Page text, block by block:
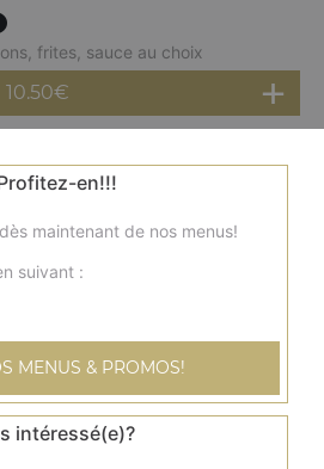
frites, sauce au choix
10.50€
de poulet
frites, sauce au choix
11.50€
frites, sauce au choix
en!!!
maintenant de nos menus!
suivant :
MENUS & PROMOS!
intéressé(e)?